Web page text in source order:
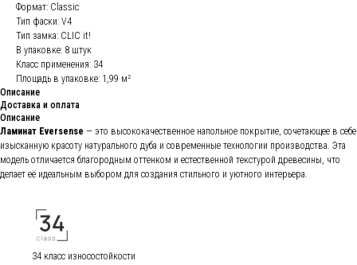
Формат: Classic
Тип фаски: V4
Тип замка: CLIC it!
В упаковке: 8 штук
Класс применения: 34
Площадь в упаковке: 1,99 м²
Описание
Доставка и оплата
Описание
Ламинат Eversense — это высококачественное напольное покрытие, сочетающее в себе
изысканную красоту натурального дуба и современные технологии производства. Эта
модель отличается благородным оттенком и естественной текстурой древесины, что
делает её идеальным выбором для создания стильного и уютного интерьера.
34 класс износостойкости